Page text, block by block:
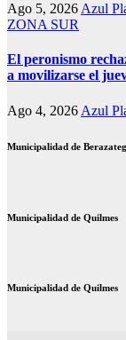
Ago 5, 2026 Azul
ZONA SUR
El peronismo
a movilizarse el
Ago 4, 2026 Azul
Municipalidad de
Municipalidad de Quilmes
Municipalidad de Quilmes